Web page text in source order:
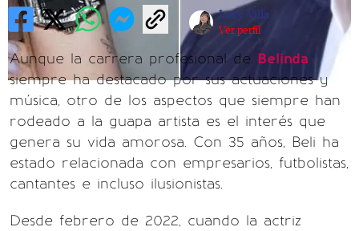
Lexy Villa
Ver perfil
Aunque la carrera profesional de Belinda
siempre ha destacado por sus actuaciones y
música, otro de los aspectos que siempre han
rodeado a la guapa artista es el interés que
genera su vida amorosa. Con 35 años, Beli ha
estado relacionada con empresarios, futbolistas,
cantantes e incluso ilusionistas.
Desde febrero de 2022, cuando la actriz